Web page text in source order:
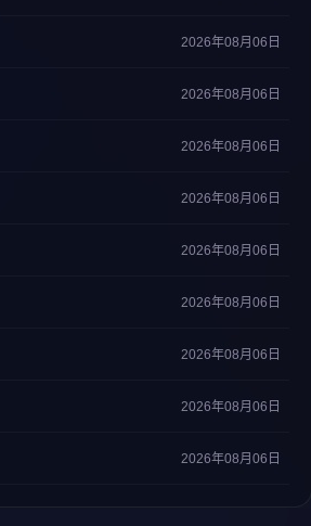
2026年08月06日
2026年08月06日
2026年08月06日
2026年08月06日
2026年08月06日
2026年08月06日
2026年08月06日
2026年08月06日
2026年08月06日